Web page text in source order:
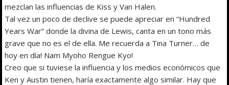
mezclan las influencias de Kiss y Van Halen.
Tal vez un poco de declive se puede apreciar en “Hundred
Years War” donde la divina de Lewis, canta en un tono más
grave que no es el de ella. Me recuerda a Tina Turner… de
hoy en día! Nam Myoho Rengue Kyo!
Creo que si tuviese la influencia y los medios económicos que
Ken y Austin tienen, haría exactamente algo similar. Hay que